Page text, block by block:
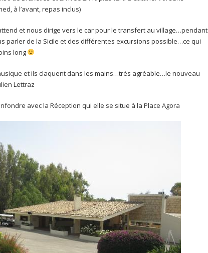
à l’avant, repas inclus)
et nous dirige vers le car pour le transfert au village…pendant
parler de la Sicile et des différentes excursions possible…ce qui
long
et ils claquent dans les mains…très agréable…le nouveau
Lettraz
avec la Réception qui elle se situe à la Place Agora